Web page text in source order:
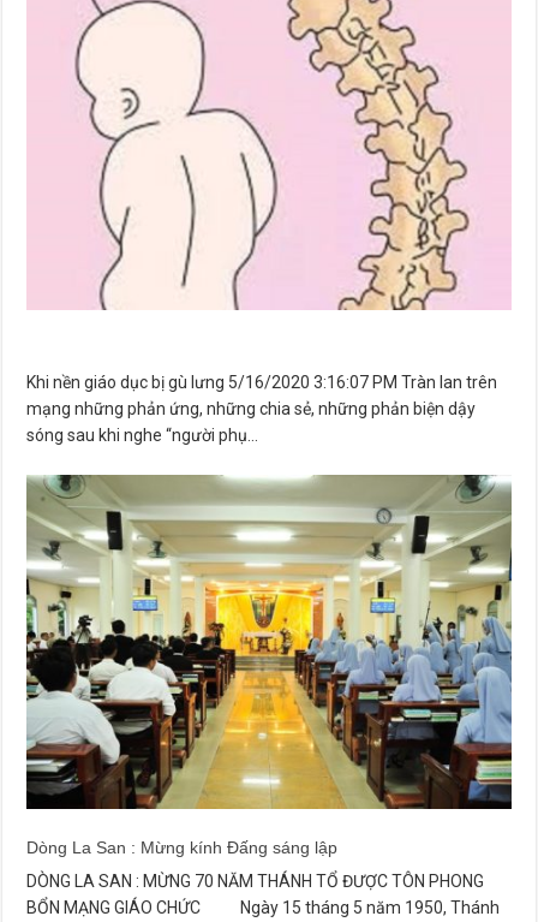
Khi nền giáo dục bị gù lưng 5/16/2020 3:16:07 PM Tràn lan trên
mạng những phản ứng, những chia sẻ, những phản biện dậy
sóng sau khi nghe “người phụ…
Dòng La San : Mừng kính Đấng sáng lập
DÒNG LA SAN : MỪNG 70 NĂM THÁNH TỔ ĐƯỢC TÔN PHONG
BỔN MẠNG GIÁO CHỨC Ngày 15 tháng 5 năm 1950, Thánh